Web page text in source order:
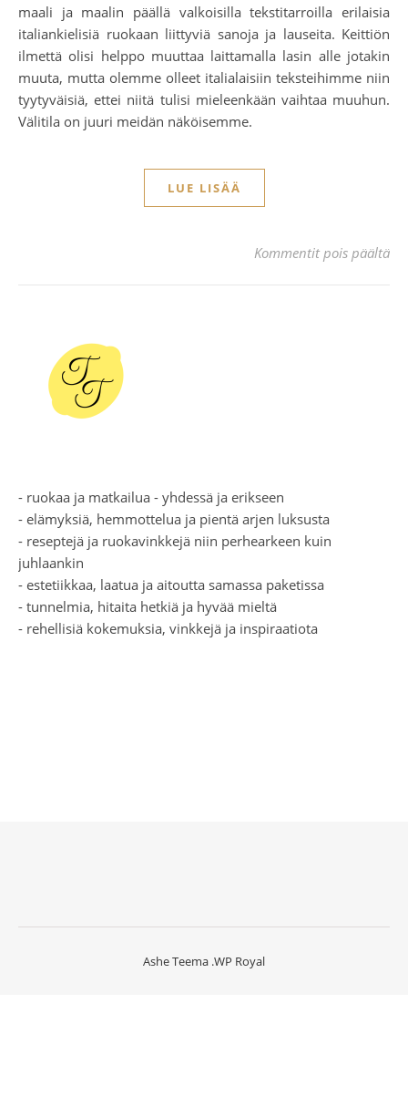
maali ja maalin päällä valkoisilla tekstitarroilla erilaisia
italiankielisiä ruokaan liittyviä sanoja ja lauseita. Keittiön
ilmettä olisi helppo muuttaa laittamalla lasin alle jotakin
muuta, mutta olemme olleet italialaisiin teksteihimme niin
tyytyväisiä, ettei niitä tulisi mieleenkään vaihtaa muuhun.
Välitila on juuri meidän näköisemme.
LUE LISÄÄ
Kommentit pois päältä
- ruokaa ja matkailua - yhdessä ja erikseen
- elämyksiä, hemmottelua ja pientä arjen luksusta
- reseptejä ja ruokavinkkejä niin perhearkeen kuin
juhlaankin
- estetiikkaa, laatua ja aitoutta samassa paketissa
- tunnelmia, hitaita hetkiä ja hyvää mieltä
- rehellisiä kokemuksia, vinkkejä ja inspiraatiota
Ashe Teema .WP Royal